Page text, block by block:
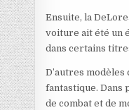
Ensuite, la
voiture ait été un
dans certains
D’autres
fantastique. Dans
de combat et de